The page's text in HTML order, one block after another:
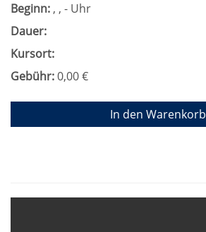
Beginn: , , - Uhr
Dauer:
Kursort:
Gebühr:0,00 €
In den Warenkorb